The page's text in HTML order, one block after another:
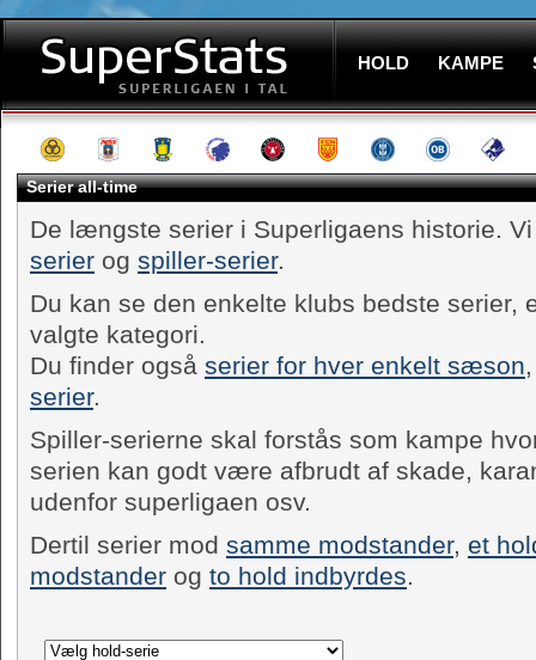
HOLD KAMPE
Serier all-time
De længste serier i Superligaens historie.
serier og spiller-serier.
Du kan se den enkelte klubs bedste serier,
valgte kategori.
Du finder også serier for hver enkelt sæson
serier.
Spiller-serierne skal forstås som kampe
serien kan godt være afbrudt af skade,
udenfor superligaen osv.
Dertil serier mod samme modstander, et
modstander og to hold indbyrdes.